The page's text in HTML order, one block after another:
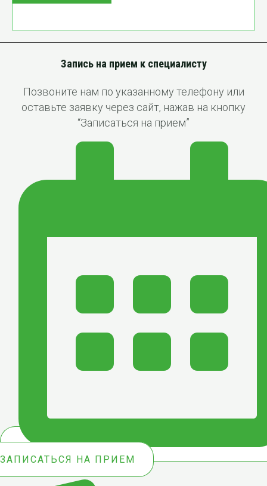
Запись на прием к специалисту
Позвоните нам по указанному телефону или
оставьте заявку через сайт, нажав на кнопку
“Записаться на прием”
ЗАПИСАТЬСЯ НА ПРИЕМ